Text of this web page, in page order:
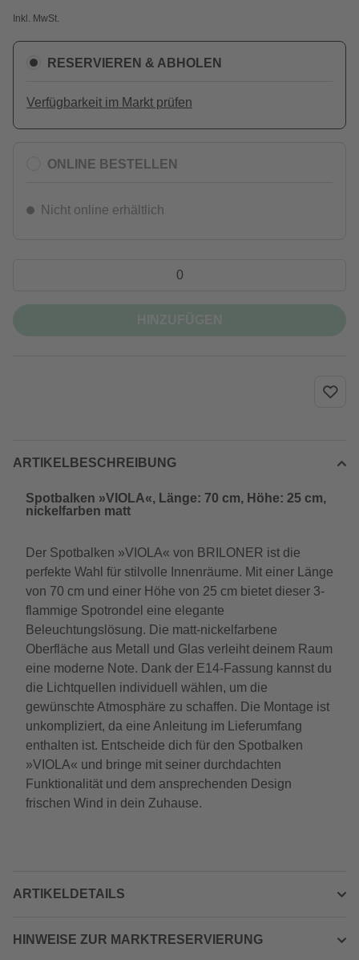
Inkl. MwSt.
RESERVIEREN & ABHOLEN
Verfügbarkeit im Markt prüfen
ONLINE BESTELLEN
Nicht online erhältlich
ARTIKELBESCHREIBUNG
Spotbalken »VIOLA«, Länge: 70 cm, Höhe: 25 cm,
nickelfarben matt
Der Spotbalken »VIOLA« von BRILONER ist die
perfekte Wahl für stilvolle Innenräume. Mit einer Länge
von 70 cm und einer Höhe von 25 cm bietet dieser 3-
flammige Spotrondel eine elegante
Beleuchtungslösung. Die matt-nickelfarbene
Oberfläche aus Metall und Glas verleiht deinem Raum
eine moderne Note. Dank der E14-Fassung kannst du
die Lichtquellen individuell wählen, um die
gewünschte Atmosphäre zu schaffen. Die Montage ist
unkompliziert, da eine Anleitung im Lieferumfang
enthalten ist. Entscheide dich für den Spotbalken
»VIOLA« und bringe mit seiner durchdachten
Funktionalität und dem ansprechenden Design
frischen Wind in dein Zuhause.
ARTIKELDETAILS
HINWEISE ZUR MARKTRESERVIERUNG